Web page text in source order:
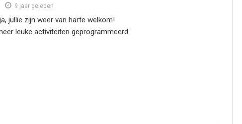
9 jaar geleden
jullie zijn weer van harte welkom!
leuke activiteiten geprogrammeerd.